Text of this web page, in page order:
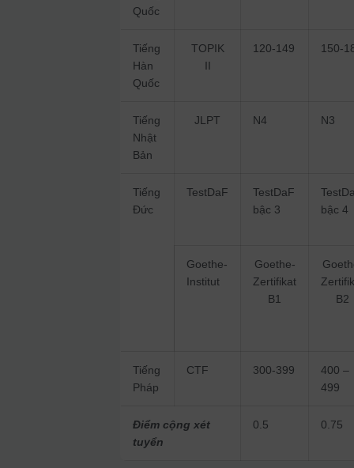
Quốc
Tiếng
Hàn
Quốc
TOPIK
II
120-149 150-
Tiếng
Nhật
Bản
JLPT N4 N3
Tiếng
Đức
TestDaF
TestDaF
bậc 3
bậc 4
Goethe-
Institut
Goethe-
Zertifikat
B1
B2
Tiếng
Pháp
CTF 300-399
400 –
499
Điểm cộng xét
tuyển
0.5 0.75